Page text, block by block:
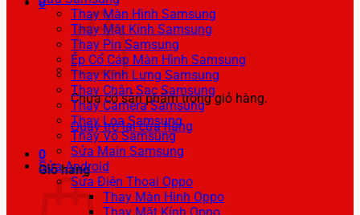
Chưa có sản phẩm trong giỏ hàng.
Quay trở lại cửa hàng
0
Giỏ hàng
Thay Màn Hình Samsung
Thay Mặt Kính Samsung
Thay Pin Samsung
Ép Cổ Cáp Màn Hình Samsung
Thay Kính Lưng Samsung
Thay Chân Sạc Samsung
Thay Camera Samsung
Thay Loa Samsung
Thay Vỏ Samsung
Sửa Main Samsung
Sửa Android
Sửa Điện Thoại Oppo
Thay Màn Hình Oppo